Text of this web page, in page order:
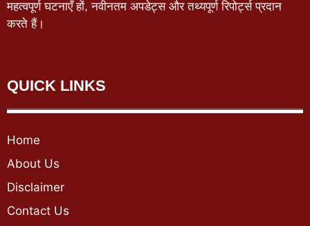
महत्वपूर्ण घटनाएँ हों, नवीनतम अपडेट्स और तथ्यपूर्ण रिपोर्ट्स प्रदान
करते हैं।
QUICK LINKS
Home
About Us
Disclaimer
Contact Us